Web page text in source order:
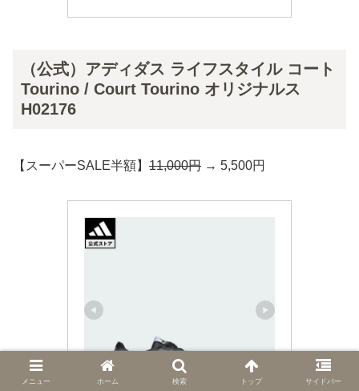
（公式）アディダス ライフスタイル コート
Tourino / Court Tourino オリジナルス
H02176
【スーパーSALE半額】 11,000円 → 5,500円
メニュー ホーム 検索 トップ サイドバー